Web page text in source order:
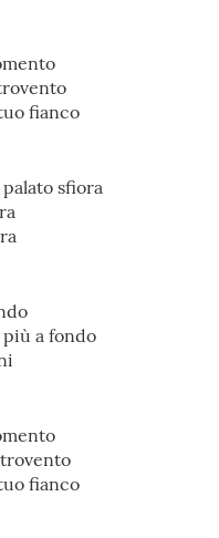
fianco
sfiora
a fondo
fianco